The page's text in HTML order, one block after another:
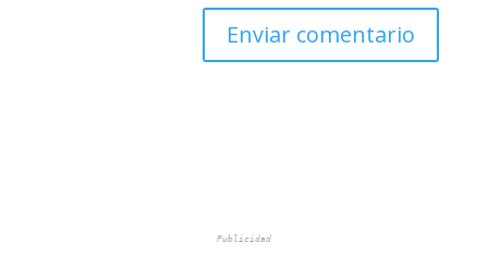
Publicidad